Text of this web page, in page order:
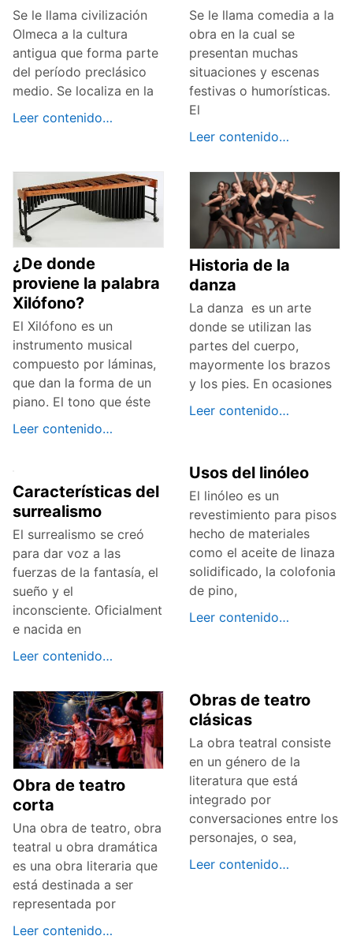
Se le llama civilización
Olmeca a la cultura
antigua que forma parte
del período preclásico
medio. Se localiza en la
Leer contenido…
Se le llama comedia a la
obra en la cual se
presentan muchas
situaciones y escenas
festivas o humorísticas.
El
Leer contenido…
¿De donde
proviene la palabra
Xilófono?
El Xilófono es un
instrumento musical
compuesto por láminas,
que dan la forma de un
piano. El tono que éste
Leer contenido…
Historia de la
danza
La danza es un arte
donde se utilizan las
partes del cuerpo,
mayormente los brazos
y los pies. En ocasiones
Leer contenido…
Características del
surrealismo
El surrealismo se creó
para dar voz a las
fuerzas de la fantasía, el
sueño y el
inconsciente. Oficialment
e nacida en
Leer contenido…
Usos del linóleo
El linóleo es un
revestimiento para pisos
hecho de materiales
como el aceite de linaza
solidificado, la colofonia
de pino,
Leer contenido…
Obra de teatro
corta
Una obra de teatro, obra
teatral u obra dramática
es una obra literaria que
está destinada a ser
representada por
Leer contenido…
Obras de teatro
clásicas
La obra teatral consiste
en un género de la
literatura que está
integrado por
conversaciones entre los
personajes, o sea,
Leer contenido…